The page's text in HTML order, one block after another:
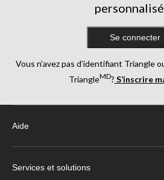
Se connecter
Vous n’avez pas d’identifiant Triangle
TriangleMD? S’inscrire
Aide
Services et solutions